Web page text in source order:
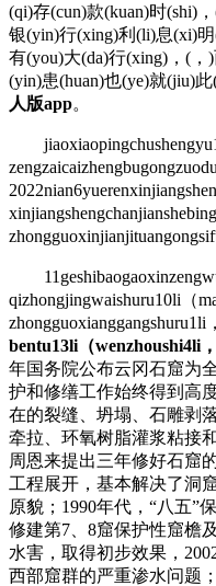
(qi)存(cun)款(kuan)时(shi)
银(yin)行(xing)利(li)息(xi)
有(you)大(da)行(xing)，(，
(yin)患(huan)也(ye)就(jiu)
人版app。
qizhongjingwaishuru10li（
zhongguoxianggangshuru1li
bentu13li（wenzhoushi4li
年国务院公布云冈石窟为
护和修缮工作始终得到高
在的裂缝、坍塌、石雕剥
牵拉、环氧树脂灌浆粘接
周恩来提出三年修好石窟
工程展开，基本解决了洞
原貌；1990年代，“八五”
修建第7、8窟保护性窟檐
水害，取得初步效果，
西部窟群的严重渗水问题